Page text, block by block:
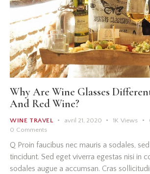
Why Are Wine Glasses
And Red Wine?
WINE TRAVEL avril 21, 2020 1K Views
0 Comments
Q Proin faucibus nec mauris a sodales,
tincidunt. Sed eget viverra egestas nisi in
sodales augue a accumsan. Cras